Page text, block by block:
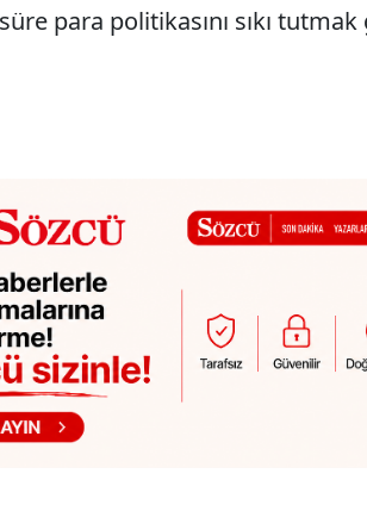
para politikasını sıkı